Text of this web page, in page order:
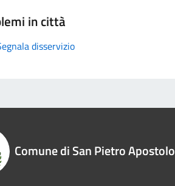
in città
disservizio
Comune di San Pietro Apostolo